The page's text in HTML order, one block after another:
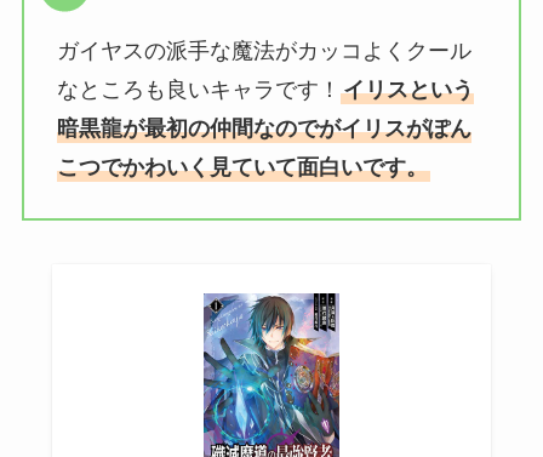
ガイヤスの派手な魔法がカッコよくクール
なところも良いキャラです！ イリスという
暗黒龍が最初の仲間なのでがイリスがぽん
こつでかわいく見ていて面白いです。